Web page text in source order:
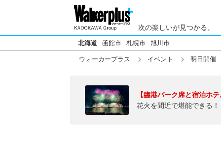
次の楽しいが見つかる。
北海道 函館市 札幌市 旭川市
ウォーカープラス イベント 明日開催
【臨港パーク席と宿泊ホ
花火を間近で堪能できる